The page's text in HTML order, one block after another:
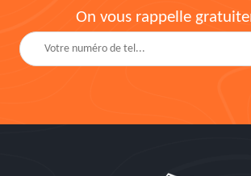
On vous rappelle